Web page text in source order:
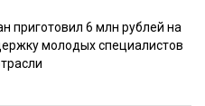
приготовил 6 млн рублей на
молодых специалистов